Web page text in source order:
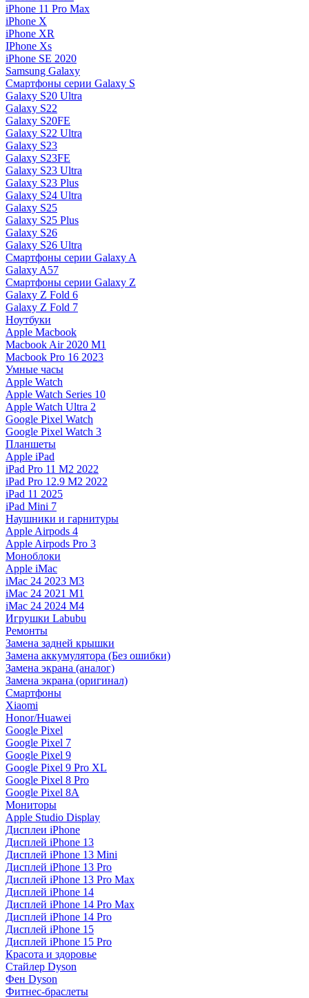
iPhone 11 Pro Max
iPhone X
iPhone XR
IPhone Xs
iPhone SE 2020
Samsung Galaxy
Смартфоны серии Galaxy S
Galaxy S20 Ultra
Galaxy S22
Galaxy S20FE
Galaxy S22 Ultra
Galaxy S23
Galaxy S23FE
Galaxy S23 Ultra
Galaxy S23 Plus
Galaxy S24 Ultra
Galaxy S25
Galaxy S25 Plus
Galaxy S26
Galaxy S26 Ultra
Смартфоны серии Galaxy A
Galaxy A57
Смартфоны серии Galaxy Z
Galaxy Z Fold 6
Galaxy Z Fold 7
Ноутбуки
Apple Macbook
Macbook Air 2020 M1
Macbook Pro 16 2023
Умные часы
Apple Watch
Apple Watch Series 10
Apple Watch Ultra 2
Google Pixel Watch
Google Pixel Watch 3
Планшеты
Apple iPad
iPad Pro 11 M2 2022
iPad Pro 12.9 M2 2022
iPad 11 2025
iPad Mini 7
Наушники и гарнитуры
Apple Airpods 4
Apple Airpods Pro 3
Моноблоки
Apple iMac
iMac 24 2023 M3
iMac 24 2021 M1
iMac 24 2024 M4
Игрушки Labubu
Ремонты
Замена задней крышки
Замена аккумулятора (Без ошибки)
Замена экрана (аналог)
Замена экрана (оригинал)
Смартфоны
Xiaomi
Honor/Huawei
Google Pixel
Google Pixel 7
Google Pixel 9
Google Pixel 9 Pro XL
Google Pixel 8 Pro
Google Pixel 8A
Мониторы
Apple Studio Display
Дисплеи iPhone
Дисплей iPhone 13
Дисплей iPhone 13 Mini
Дисплей iPhone 13 Pro
Дисплей iPhone 13 Pro Max
Дисплей iPhone 14
Дисплей iPhone 14 Pro Max
Дисплей iPhone 14 Pro
Дисплей iPhone 15
Дисплей iPhone 15 Pro
Красота и здоровье
Стайлер Dyson
Фен Dyson
Фитнес-браслеты